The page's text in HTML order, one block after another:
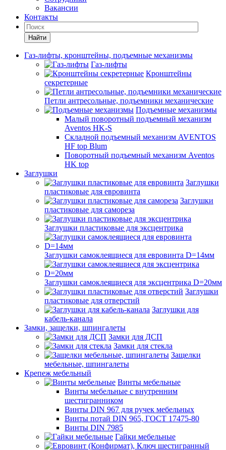
Вакансии
Контакты
Найти
Газ-лифты, кронштейны, подъемные механизмы
Газ-лифты
Кронштейны
секретерные
Петли антресольные, подъемники механические
Подъемные механизмы
Малый поворотный подъемный механизм
Aventos HK-S
Складной подъемный механизм AVENTOS
HF top Blum
Поворотный подъемный механизм Aventos
HK top
Заглушки
Заглушки
пластиковые для евровинта
Заглушки
пластиковые для самореза
Заглушки пластиковые для эксцентрика
Заглушки самоклеящиеся для евровинта D=14мм
Заглушки самоклеящиеся для эксцентрика D=20мм
Заглушки
пластиковые для отверстий
Заглушки для
кабель-канала
Замки, защелки, шпингалеты
Замки для ДСП
Замки для стекла
Защелки
мебельные, шпингалеты
Крепеж мебельный
Винты мебельные
Винты мебельные с внутренним
шестигранником
Винты DIN 967 для ручек мебельных
Винты потай DIN 965, ГОСТ 17475-80
Винты DIN 7985
Гайки мебельные